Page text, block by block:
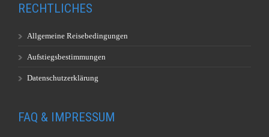
RECHTLICHES
Allgemeine Reisebedingungen
Aufstiegsbestimmungen
Datenschutzerklärung
FAQ & IMPRESSUM